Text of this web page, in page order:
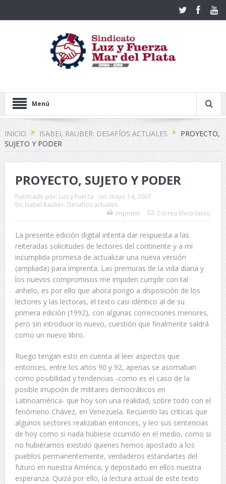
Menú
INICIO ISABEL RAUBER: DESAFÍOS ACTUALES
PROYECTO,
SUJETO Y PODER
PROYECTO, SUJETO Y PODER
Publicado por: Luz y Fuerza on: mayo 14, 2007
En: Isabel Rauber: Desafíos actuales
Imprimir
Correo Electrónico
La presente edición digital intenta dar respuesta a las
reiteradas solicitudes de lectores del continente y a mi
incumplida promesa de actualizar una nueva versión
(ampliada) para imprenta. Las premuras de la vida diaria y
los nuevos compromisos me impiden cumplir con tal
anhelo, es por ello que ahora pongo a disposición de los
lectores y las lectoras, el texto casi idéntico al de su
primera edición (1992), con algunas correcciones menores,
pero sin introducir lo nuevo, cuestión que finalmente saldrá
como un nuevo libro.
Ruego tengan esto en cuenta al leer aspectos que
entonces, entre los años 90 y 92, apenas se asomaban
como posibilidad y tendencias -como es el caso de la
posible irrupción de militares democráticos en
Latinoamérica- que hoy son una realidad, sobre todo con el
fenómeno Chávez, en Venezuela. Recuerdo las críticas que
algunos sectores realizaban entonces, y leo sus sentencias
de hoy como si nada hubiese ocurrido en el medio, como si
no hubiéramos existido quienes hemos apostado a los
pueblos permanentemente, verdaderos estandartes del
futuro en nuestra América, y depositado en ellos nuestra
esperanza. Quizá por ello, la lectura actual de este texto